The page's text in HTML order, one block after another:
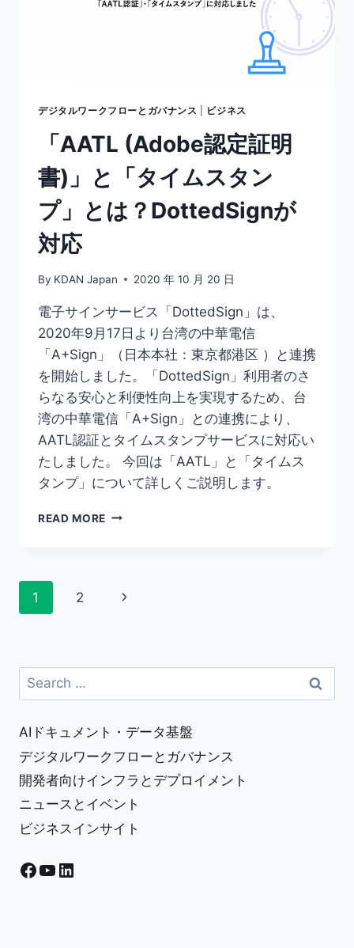
を
デジタルワークフローとガバナンス ビジネス
「AATL (Adobe認定証明
書)」と「タイムスタン
プ」とは？DottedSignが
対応
By KDAN Japan 2020 年 10 月 20 日
電子サインサービス「DottedSign」は、
2020年9月17日より台湾の中華電信
「A+Sign」（日本本社：東京都港区 ）と連携
を開始しました。「DottedSign」利用者のさ
らなる安心と利便性向上を実現するため、台
湾の中華電信「A+Sign」との連携により、
AATL認証とタイムスタンプサービスに対応い
たしました。 今回は「AATL」と「タイムス
タンプ」について詳しくご説明します。
READ MORE 「AATL
ス
ン
と
は？
DOTTEDSIGN
が
対
Page
1 2
Next
Search
for:
AIドキュメント・データ基盤
デジタルワークフローとガバナンス
開発者向けインフラとデプロイメント
ニュースとイベント
ビジネスインサイト
Facebook
YouTube
LinkedIn